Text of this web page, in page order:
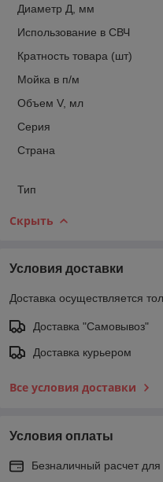
Диаметр Д, мм
Использование в СВЧ
Кратность товара (шт)
Мойка в п/м
Объем V, мл
Серия
Страна
Тип
Скрыть
Условия доставки
Доставка осуществляется
Доставка "Самовывоз"
Доставка курьером
Все условия доставки
Условия оплаты
Безналичный расчет